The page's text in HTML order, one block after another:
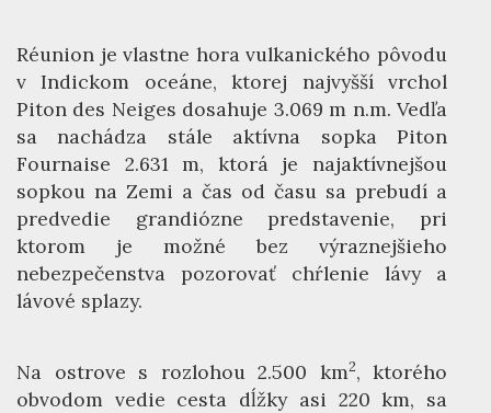
Réunion je vlastne hora vulkanického pôvodu
v Indickom oceáne, ktorej najvyšší vrchol
Piton des Neiges dosahuje 3.069 m n.m. Vedľa
sa nachádza stále aktívna sopka Piton
Fournaise 2.631 m, ktorá je najaktívnejšou
sopkou na Zemi a čas od času sa prebudí a
predvedie grandiózne predstavenie, pri
ktorom je možné bez výraznejšieho
nebezpečenstva pozorovať chŕlenie lávy a
lávové splazy.
Na ostrove s rozlohou 2.500 km2, ktorého
obvodom vedie cesta dĺžky asi 220 km, sa